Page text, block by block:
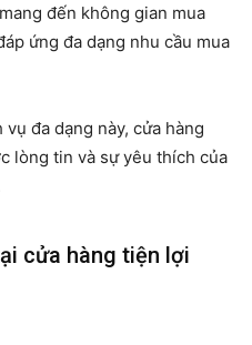
đến không gian mua
ứng đa dạng nhu cầu mua
đa dạng này, cửa hàng
lòng tin và sự yêu thích của
cửa hàng tiện lợi